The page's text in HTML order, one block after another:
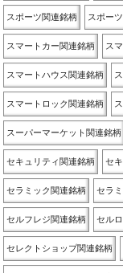
スポーツ関連銘柄 スポー
スマートカー関連銘柄 ス
スマートハウス関連銘柄
スマートロック関連銘柄
スーパーマーケット関連銘柄
セキュリティ関連銘柄 セ
セラミック関連銘柄 セラ
セルフレジ関連銘柄 セル
セレクトショップ関連銘柄